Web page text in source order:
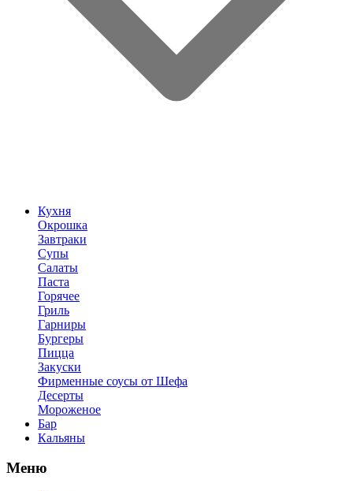
Кухня
Окрошка
Завтраки
Супы
Салаты
Паста
Горячее
Гриль
Гарниры
Бургеры
Пицца
Закуски
Фирменные соусы от Шефа
Десерты
Мороженое
Бар
Кальяны
Меню